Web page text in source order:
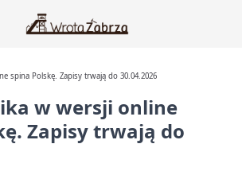
spina Polskę. Zapisy trwają do 30.04.2026
w wersji online
Zapisy trwają do